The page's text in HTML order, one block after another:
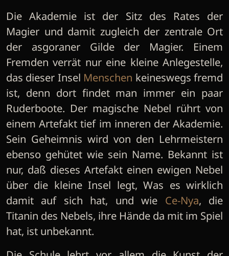
Die Akademie ist der Sitz des Rates der
Magier und damit zugleich der zentrale Ort
der asgoraner Gilde der Magier. Einem
Fremden verrät nur eine kleine Anlegestelle,
das dieser Insel Menschen keineswegs fremd
ist, denn dort findet man immer ein paar
Ruderboote. Der magische Nebel rührt von
einem Artefakt tief im inneren der Akademie.
Sein Geheimnis wird von den Lehrmeistern
ebenso gehütet wie sein Name. Bekannt ist
nur, daß dieses Artefakt einen ewigen Nebel
über die kleine Insel legt, Was es wirklich
damit auf sich hat, und wie Ce-Nya, die
Titanin des Nebels, ihre Hände da mit im Spiel
hat, ist unbekannt.